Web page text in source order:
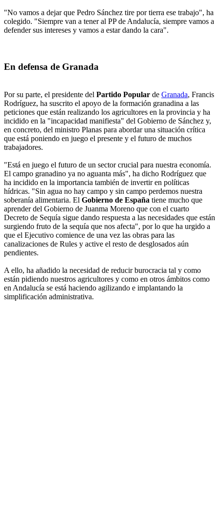
"No vamos a dejar que Pedro Sánchez tire por tierra ese trabajo", ha
colegido. "Siempre van a tener al PP de Andalucía, siempre vamos a
defender sus intereses y vamos a estar dando la cara".
En defensa de Granada
Por su parte, el presidente del Partido Popular de Granada, Francis
Rodríguez, ha suscrito el apoyo de la formación granadina a las
peticiones que están realizando los agricultores en la provincia y ha
incidido en la "incapacidad manifiesta" del Gobierno de Sánchez y,
en concreto, del ministro Planas para abordar una situación crítica
que está poniendo en juego el presente y el futuro de muchos
trabajadores.
"Está en juego el futuro de un sector crucial para nuestra economía.
El campo granadino ya no aguanta más", ha dicho Rodríguez que
ha incidido en la importancia también de invertir en políticas
hídricas. "Sin agua no hay campo y sin campo perdemos nuestra
soberanía alimentaria. El Gobierno de España tiene mucho que
aprender del Gobierno de Juanma Moreno que con el cuarto
Decreto de Sequía sigue dando respuesta a las necesidades que están
surgiendo fruto de la sequía que nos afecta", por lo que ha urgido a
que el Ejecutivo comience de una vez las obras para las
canalizaciones de Rules y active el resto de desglosados aún
pendientes.
A ello, ha añadido la necesidad de reducir burocracia tal y como
están pidiendo nuestros agricultores y como en otros ámbitos como
en Andalucía se está haciendo agilizando e implantando la
simplificación administrativa.